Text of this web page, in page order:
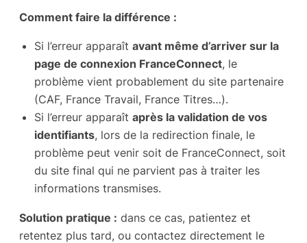
Comment faire la différence :
Si l’erreur apparaît avant même d’arriver sur la
page de connexion FranceConnect, le
problème vient probablement du site partenaire
(CAF, France Travail, France Titres…).
Si l’erreur apparaît après la validation de vos
identifiants, lors de la redirection finale, le
problème peut venir soit de FranceConnect, soit
du site final qui ne parvient pas à traiter les
informations transmises.
Solution pratique : dans ce cas, patientez et
retentez plus tard, ou contactez directement le